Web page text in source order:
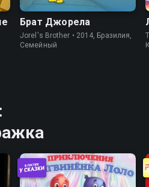
Брат Джорела
Jorel's Brother • 2014, Бразилия,
Cемейный